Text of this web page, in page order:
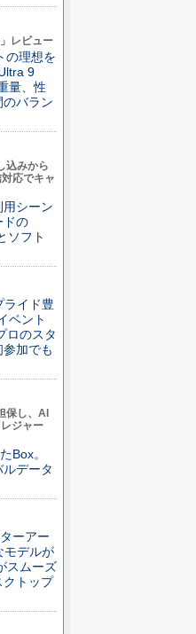
レビュー
の理想を
9
量、性
バラン
込みから
応でキャ
シーン
の
ソフト
ライド豊
ベント
ロのスタ
加でも
保し、AI
ジャー
Box。
データ
ーアー
モデルが
スムーズ
クトップ